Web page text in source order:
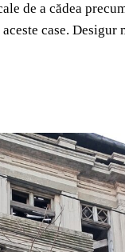
de a cădea
case.